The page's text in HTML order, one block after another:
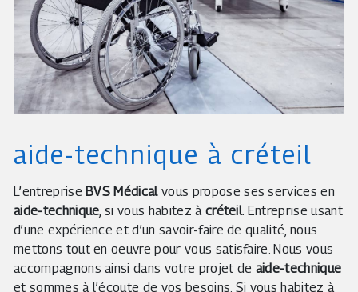
aide-technique à créteil
L’entrepriseBVS Médicalvous propose ses services en
aide-technique, si vous habitez à créteil. Entreprise usant
d’une expérience et d’un savoir-faire de qualité, nous
mettons tout en oeuvre pour vous satisfaire. Nous vous
accompagnons ainsi dans votre projet de aide-technique
et sommes à l’écoute de vos besoins. Si vous habitez à